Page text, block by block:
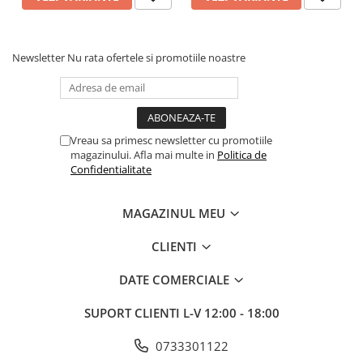
Newsletter Nu rata ofertele si promotiile noastre
Vreau sa primesc newsletter cu promotiile
magazinului. Afla mai multe in Politica de
Confidentialitate
MAGAZINUL MEU
CLIENTI
DATE COMERCIALE
SUPORT CLIENTI L-V 12:00 - 18:00
0733301122